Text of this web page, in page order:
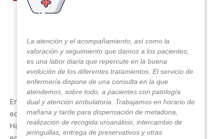
La atención y el acompañamiento, así como la
valoración y seguimiento que damos a los pacientes,
es una labor diaria que repercute en la buena
evolución de los diferentes tratamientos. El servicio de
enfermería dispone de una consulta en la que
atendemos, sobre todo, a pacientes con patología
dual y atención ambulatoria. Trabajamos en horario de
mañana y tarde para dispensación de metadona,
realización de recogida uroanálisis, intercambio de
jeringuillas, entrega de preservativos y otras
En lacomunidad terapéuticatambién contamos con
equipo de enfermería en turnos de mañana y tarde.
Hacemos atención integral del paciente dentro de un